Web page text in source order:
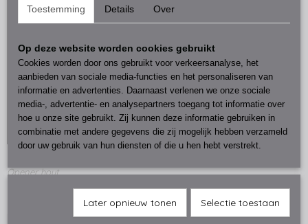
Opener hout
Toestemming Details Over
Op deze website worden cookies gebruikt
Cookies worden door ons gebruikt voor verkeersanalyse, het
aanbieden van sociale media-functies en het personaliseren van
informatie en advertenties. Daarnaast verlenen we onze sociale
media-, advertentie- en analysepartners toegang tot informatie over
hoe u onze site gebruikt. Zij kunnen deze informatie gebruiken in
combinatie met andere gegevens die zij mogelijk hebben verzameld
door uw gebruik van hun diensten of die u hen hebt verstrekt.
Later opnieuw tonen Selectie toestaan